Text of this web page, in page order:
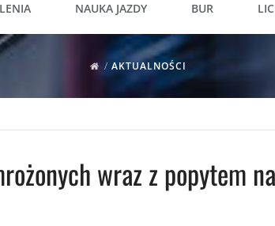
NAUKA JAZDY BUR
/AKTUALNOŚCI
wraz z popytem na